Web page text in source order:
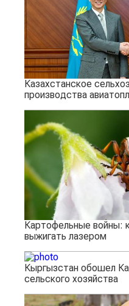
Казахстанское
производства
Картофельные войны:
выжигать лазером
Кыргызстан обошел
сельского хозяйства